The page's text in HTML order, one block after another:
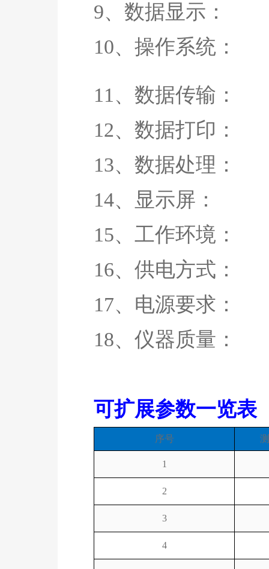
9、数据显示：
10、操作系
11、数据传输：
12、数据打
13、数据处理：
14、显示屏：
15、工作环境
16、供电方
17、电源要求
18、仪器质量
可扩展参数一览表
序号
1
2
3
4